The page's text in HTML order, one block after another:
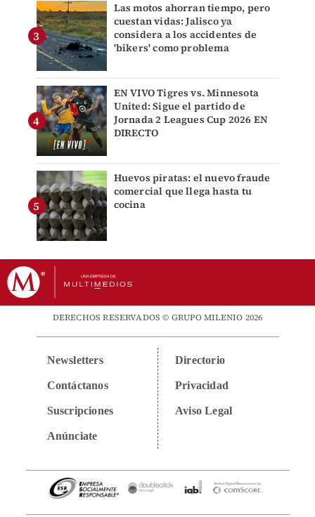
Las motos ahorran tiempo, pero
cuestan vidas: Jalisco ya
considera a los accidentes de
'bikers' como problema
EN VIVO Tigres vs. Minnesota
United: Sigue el partido de
Jornada 2 Leagues Cup 2026 EN
DIRECTO
Huevos piratas: el nuevo fraude
comercial que llega hasta tu
cocina
DERECHOS RESERVADOS © GRUPO MILENIO 2026
Newsletters
Contáctanos
Suscripciones
Anúnciate
Directorio
Privacidad
Aviso Legal